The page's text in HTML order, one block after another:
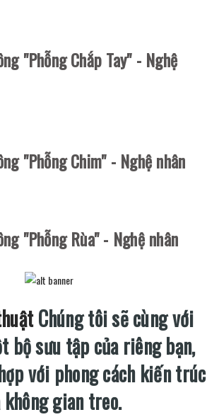
"Phỗng Chắp Tay" - Nghệ
"Phỗng Chim" - Nghệ nhân
"Phỗng Rùa" - Nghệ nhân
Chúng tôi sẽ cùng với
bộ sưu tập của riêng bạn,
với phong cách kiến trúc
không gian treo.